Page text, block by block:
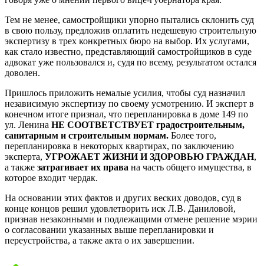
Тем не менее, самостройщики упорно пытались склонить суд
в свою пользу, предложив оплатить недешевую строительную
экспертизу в трех конкретных бюро на выбор. Их услугами,
как стало известно, представляющий самостройщиков в суде
адвокат уже пользовался и, судя по всему, результатом остался
доволен.
Пришлось приложить немалые усилия, чтобы суд назначил
независимую экспертизу по своему усмотрению. И эксперт в
конечном итоге признал, что перепланировка в доме 149 по
ул. Ленина НЕ СООТВЕТСТВУЕТ градостроительным,
санитарным и строительным нормам. Более того,
перепланировка в некоторых квартирах, по заключению
эксперта, УГРОЖАЕТ ЖИЗНИ И ЗДОРОВЬЮ ГРАЖДАН,
а также затрагивает их права на часть общего имущества, в
которое входит чердак.
На основании этих фактов и других веских доводов, суд в
конце концов решил удовлетворить иск Л.В. Даниловой,
признав незаконными и подлежащими отмене решение мэрии
о согласовании указанных выше перепланировки и
переустройства, а также акта о их завершении.